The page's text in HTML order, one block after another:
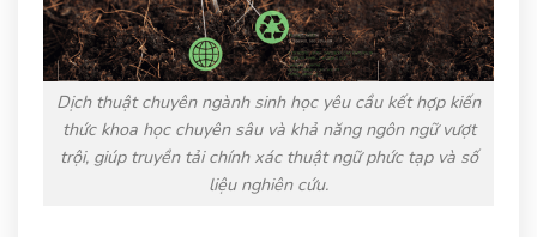
Dịch thuật chuyên ngành sinh học yêu cầu kết hợp kiến
thức khoa học chuyên sâu và khả năng ngôn ngữ vượt
trội, giúp truyền tải chính xác thuật ngữ phức tạp và số
liệu nghiên cứu.